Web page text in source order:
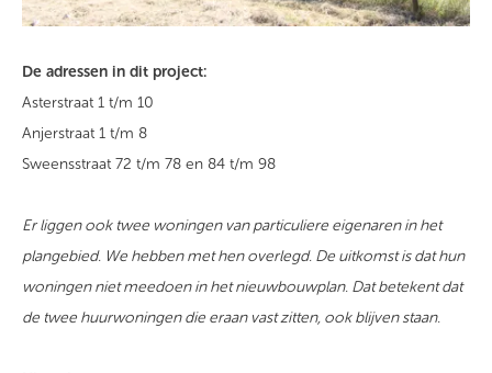
De adressen in dit project:
Asterstraat 1 t/m 10
Anjerstraat 1 t/m 8
Sweensstraat 72 t/m 78 en 84 t/m 98
Er liggen ook twee woningen van particuliere eigenaren in het
plangebied. We hebben met hen overlegd. De uitkomst is dat hun
woningen niet meedoen in het nieuwbouwplan. Dat betekent dat
de twee huurwoningen die eraan vast zitten, ook blijven staan.